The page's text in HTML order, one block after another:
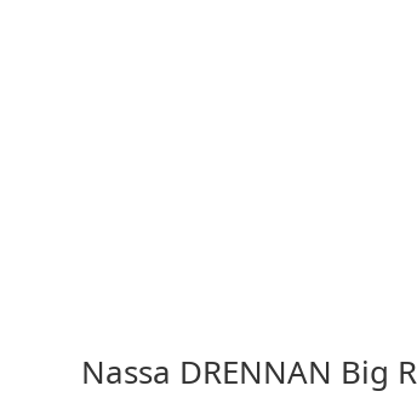
Nassa DRENNAN Big